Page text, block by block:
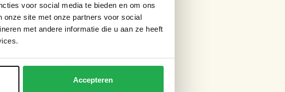
voor social media te bieden en om ons
onze site met onze partners voor social
met andere informatie die u aan ze heeft
Accepteren